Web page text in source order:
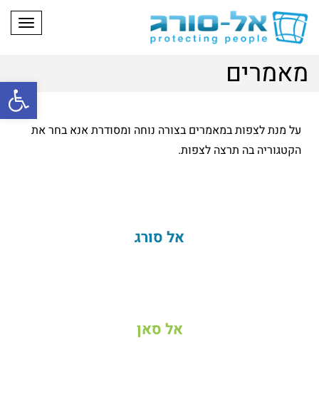
מאמרים
על מנת לצפות במאמרים בצורה נוחה ומסודרת אנא בחר את
הקטגוריה בה תרצה לצפות.
אל סורג
אל סאן